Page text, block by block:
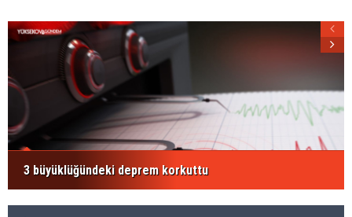
3 büyüklüğündeki deprem korkuttu